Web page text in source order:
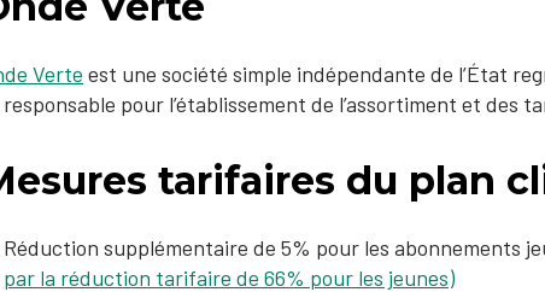
Verte est une société simple indépendante de l’État
pour l’établissement de l’assortiment et des
tarifaires du plan
Réduction supplémentaire de 5% pour les abonnements
par la réduction tarifaire de 66% pour les jeunes)